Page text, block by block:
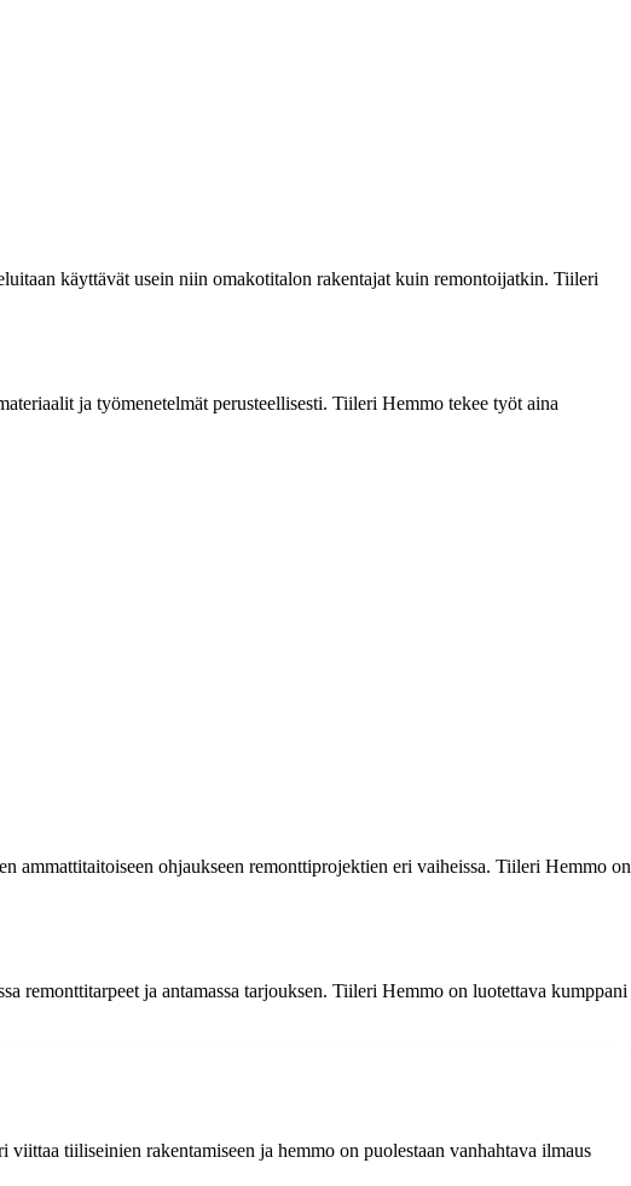
käyttävät usein niin omakotitalon rakentajat kuin remontoijatkin. Tiileri
ja työmenetelmät perusteellisesti. Tiileri Hemmo tekee työt aina
ammattitaitoiseen ohjaukseen remonttiprojektien eri vaiheissa. Tiileri Hemmo on
remonttitarpeet ja antamassa tarjouksen. Tiileri Hemmo on luotettava kumppani
tiiliseinien rakentamiseen ja hemmo on puolestaan vanhahtava ilmaus